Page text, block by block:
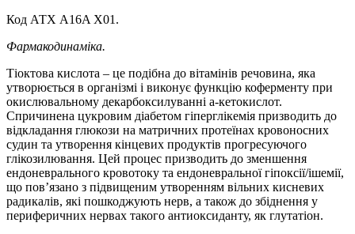
Код АТХ A16A X01.
Фармакодинаміка.
Тіоктова кислота – це подібна до вітамінів речовина, яка
утворюється в організмі і виконує функцію коферменту при
окислювальному декарбоксилуванні a-кетокислот.
Спричинена цукровим діабетом гіперглікемія призводить до
відкладання глюкози на матричних протеїнах кровоносних
судин та утворення кінцевих продуктів прогресуючого
глікозилювання. Цей процес призводить до зменшення
ендоневрального кровотоку та ендоневральної гіпоксії/ішемії,
що пов’язано з підвищеним утворенням вільних кисневих
радикалів, які пошкоджують нерв, а також до збіднення у
периферичних нервах такого антиоксиданту, як глутатіон.